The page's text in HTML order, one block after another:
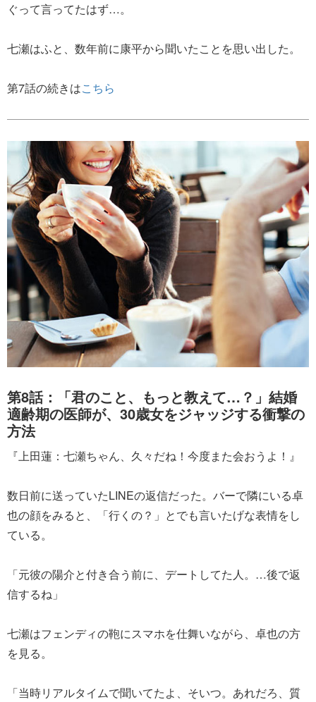
ぐって言ってたはず…。
七瀬はふと、数年前に康平から聞いたことを思い出した。
第7話の続きはこちら
第8話：「君のこと、もっと教えて…？」結婚
適齢期の医師が、30歳女をジャッジする衝撃の
方法
『上田蓮：七瀬ちゃん、久々だね！今度また会おうよ！』
数日前に送っていたLINEの返信だった。バーで隣にいる卓
也の顔をみると、「行くの？」とでも言いたげな表情をし
ている。
「元彼の陽介と付き合う前に、デートしてた人。…後で返
信するね」
七瀬はフェンディの鞄にスマホを仕舞いながら、卓也の方
を見る。
「当時リアルタイムで聞いてたよ、そいつ。あれだろ、質